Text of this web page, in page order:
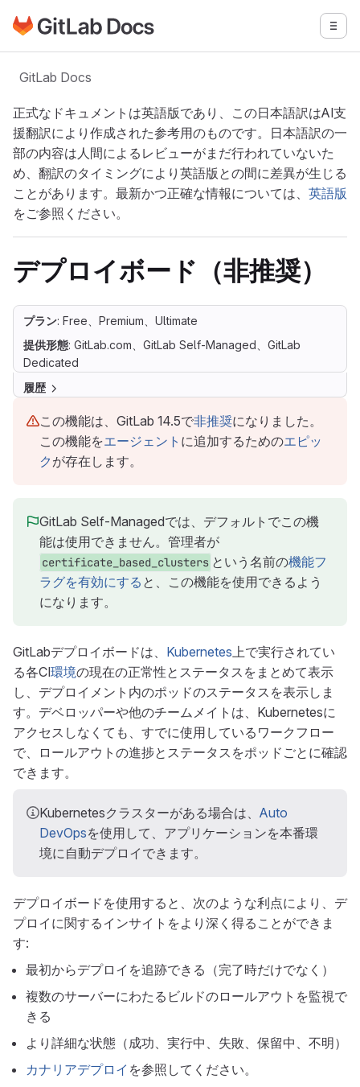
メインコンテンツにスキップ
GitLabドキュメントのホームページに移動 メニ
GitLab Docs
正式なドキュメントは英語版であり、この日本語訳はAI支
援翻訳により作成された参考用のものです。日本語訳の一
部の内容は人間によるレビューがまだ行われていないた
め、翻訳のタイミングにより英語版との間に差異が生じる
ことがあります。最新かつ正確な情報については、 英語版
をご参照ください。
デプロイボード（非推奨）
プラン: Free、Premium、Ultimate
提供形態: GitLab.com、GitLab Self-Managed、GitLab
Dedicated
履歴
この機能は、GitLab 14.5で非推奨になりました。
この機能をエージェント に追加するためのエピッ
ク が存在します。
GitLab Self-Managedでは、デフォルトでこの機
能は使用できません。管理者が
certificate_based_clusters という名前の機能フ
ラグを有効にする と、この機能を使用できるよう
になります。
GitLabデプロイボードは、 Kubernetes上で実行されてい
る各CI環境の現在の正常性とステータスをまとめて表示
し、デプロイメント内のポッドのステータスを表示しま
す。デベロッパーや他のチームメイトは、Kubernetesに
アクセスしなくても、すでに使用しているワークフロー
で、ロールアウトの進捗とステータスをポッドごとに確認
できます。
Kubernetesクラスターがある場合は、 Auto
DevOpsを使用して、アプリケーションを本番環
境に自動デプロイできます。
デプロイボードを使用すると、次のような利点により、デ
プロイに関するインサイトをより深く得ることができま
す:
最初からデプロイを追跡できる（完了時だけでなく）
複数のサーバーにわたるビルドのロールアウトを監視で
きる
より詳細な状態（成功、実行中、失敗、保留中、不明）
カナリアデプロイ を参照してください。